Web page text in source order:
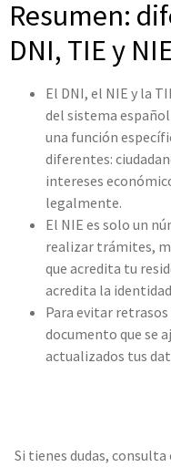
Resumen:
DNI, TIE y
El DNI, el NIE y la
del sistema
una función
diferentes:
intereses
legalmente.
El NIE es solo un
realizar trámites,
que acredita tu
acredita la
Para evitar
documento que se
actualizados tus
Si tienes dudas, consulta